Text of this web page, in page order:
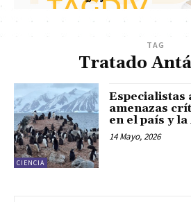
TAG
Tratado
CIENCIA
Especialistas
amenazas
en el país y
14 Mayo, 2026